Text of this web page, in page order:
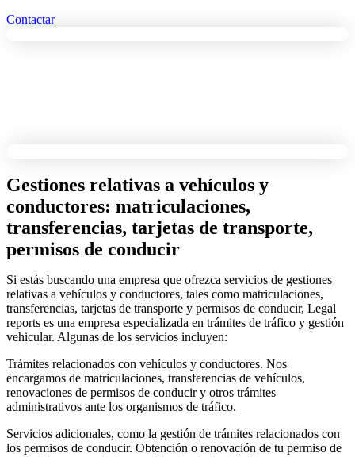
Contactar
Gestiones relativas a vehículos y
conductores: matriculaciones,
transferencias, tarjetas de transporte,
permisos de conducir
Si estás buscando una empresa que ofrezca servicios de gestiones
relativas a vehículos y conductores, tales como matriculaciones,
transferencias, tarjetas de transporte y permisos de conducir, Legal
reports es una empresa especializada en trámites de tráfico y gestión
vehicular. Algunas de los servicios incluyen:
Trámites relacionados con vehículos y conductores. Nos
encargamos de matriculaciones, transferencias de vehículos,
renovaciones de permisos de conducir y otros trámites
administrativos ante los organismos de tráfico.
Servicios adicionales, como la gestión de trámites relacionados con
los permisos de conducir. Obtención o renovación de tu permiso de